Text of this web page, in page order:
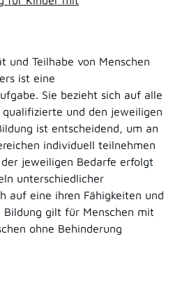
und Teilhabe von Menschen
ist eine
Sie bezieht sich auf alle
qualifizierte und den jeweiligen
ist entscheidend, um an
individuell teilnehmen
jeweiligen Bedarfe erfolgt
unterschiedlicher
auf eine ihren Fähigkeiten und
Bildung gilt für Menschen mit
ohne Behinderung